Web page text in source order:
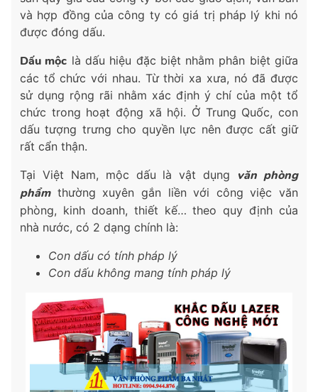
và hợp đồng của công ty có giá trị pháp lý khi nó
được đóng dấu.
Dấu mộc là dấu hiệu đặc biệt nhằm phân biệt giữa
các tổ chức với nhau. Từ thời xa xưa, nó đã được
sử dụng rộng rãi nhằm xác định ý chí của một tổ
chức trong hoạt động xã hội. Ở Trung Quốc, con
dấu tượng trưng cho quyền lực nên được cất giữ
rất cẩn thận.
Tại Việt Nam, mộc dấu là vật dụng văn phòng
phẩmthường xuyên gắn liền với công việc văn
phòng, kinh doanh, thiết kế… theo quy định của
nhà nước, có 2 dạng chính là:
Con dấu có tính pháp lý
Con dấu không mang tính pháp lý